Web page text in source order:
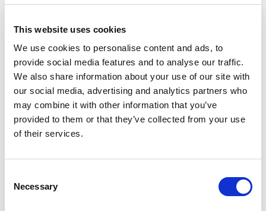
This website uses cookies
We use cookies to personalise content and ads, to
provide social media features and to analyse our traffic.
We also share information about your use of our site with
our social media, advertising and analytics partners who
may combine it with other information that you’ve
provided to them or that they’ve collected from your use
of their services.
Selection
Necessary
Zwecke der Verwaltung der Plattformen und der
unsere Lieferanten weitergegeben werden, die für die
vom Händler erbrachten Dienstleistungen von
Bedeutung sind (z. B. IT-Dienstleistungen). Diese
Unternehmen agieren als Datenverarbeiter.
Im Falle einer Angebotsanfrage oder einer Probefahrt
können Ihre Daten vom Händler auch an seine
Geschäftspartner weitergegeben werden, deren
Zusammenarbeit für die Erbringung der angeforderten
Automobilhersteller oder von diesen mit der Verwaltung
der jeweils beteiligten Kontakte beauftragte